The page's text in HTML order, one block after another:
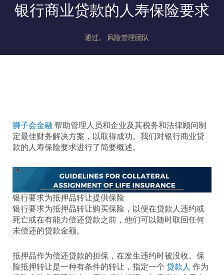
银行商业贷款的人寿保险要求
通过。 风险管理团队
狮子会金融 帮助管理人员和企业及其税务和法律顾问制
定最佳财务解决方案，以取得成功。我们对银行商业贷
款的人寿保险要求进行了简要概述。
银行要求为抵押品转让提供保险
银行要求为抵押品转让购买保险，以便在贷款人违约或
死亡或在有能力偿还贷款之前，他们可以随时取回任何
未偿还的贷款金额。
抵押品作为偿还贷款的担保，在发生违约时被没收。保
险抵押转让是一种有条件的转让，指定一个 贷款人 作为